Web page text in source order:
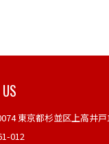
東京都杉並区上高井
012